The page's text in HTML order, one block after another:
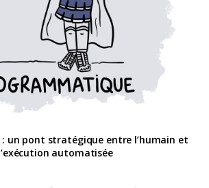
: un pont stratégique entre l’humain et
automatisée